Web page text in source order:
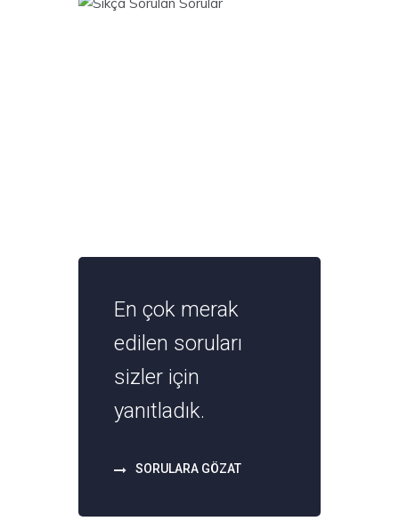
En çok merak
edilen soruları
sizler için
yanıtladık.
SORULARA GÖZAT